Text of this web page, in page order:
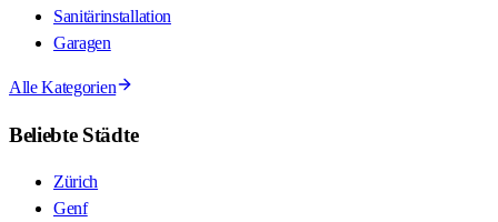
Sanitärinstallation
Garagen
Alle Kategorien
Beliebte Städte
Zürich
Genf